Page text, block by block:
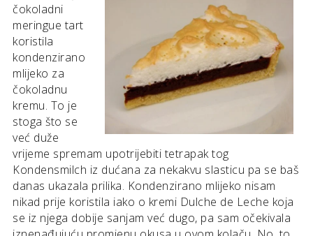
čokoladni
meringue tart
koristila
kondenzirano
mlijeko za
čokoladnu
kremu. To je
stoga što se
već duže
vrijeme spremam upotrijebiti tetrapak tog
Kondensmilch iz dućana za nekakvu slasticu pa se baš
danas ukazala prilika. Kondenzirano mlijeko nisam
nikad prije koristila iako o kremi Dulche de Leche koja
se iz njega dobije sanjam već dugo, pa sam očekivala